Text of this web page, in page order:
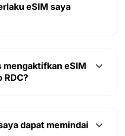
eSIM saya
mengaktifkan eSIM
RDC?
dapat memindai